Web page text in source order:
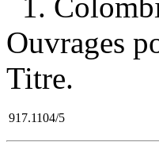
Ouvrages
Titre.
917.1104/5